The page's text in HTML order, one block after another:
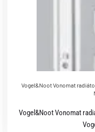
Vogel&Noot Vonomat
Vogel&Noot Vonomat